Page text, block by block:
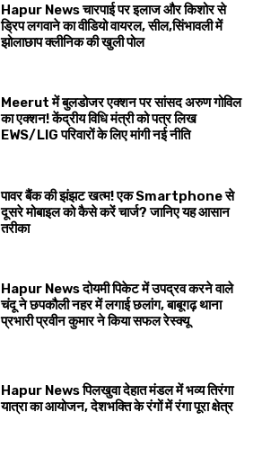
Hapur News चारपाई पर इलाज और किशोर से
ड्रिप लगवाने का वीडियो वायरल, सील,सिंभावली में
झोलाछाप क्लीनिक की खुली पोल
Meerut में बुलडोजर एक्शन पर सांसद अरुण गोविल
का एक्शन! केंद्रीय विधि मंत्री को पत्र लिख
EWS/LIG परिवारों के लिए मांगी नई नीति
पावर बैंक की झंझट खत्म! एक Smartphone से
दूसरे मोबाइल को कैसे करें चार्ज? जानिए यह आसान
तरीका
Hapur News दोयमी पिकेट में उपद्रव करने वाले
चंदू ने छपकौली नहर में लगाई छलांग, बाबूगढ़ थाना
प्रभारी प्रवीन कुमार ने किया सफल रेस्क्यू
Hapur News पिलखुवा देहात मंडल में भव्य तिरंगा
यात्रा का आयोजन, देशभक्ति के रंगों में रंगा पूरा क्षेत्र